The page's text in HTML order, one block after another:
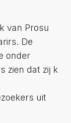
van Prosu
De
onder
zien dat zij k
uit